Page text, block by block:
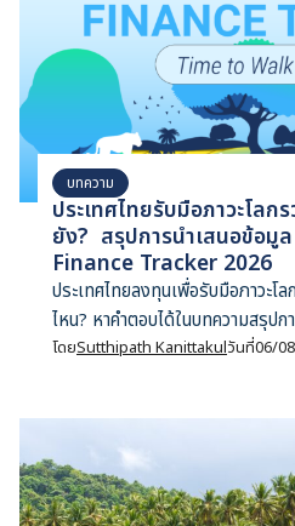
บทความ
ประเทศไทยรับมือภาวะโลก
ยัง? สรุปการนำเสนอข้อ
Finance Tracker 2026
ประเทศไทยลงทุนเพื่อรับมือภาวะโ
ไหน? หาคำตอบได้ในบทความสรุป
Climate Finance Tracker
โดยSutthipath Kanittakulวันที่06/